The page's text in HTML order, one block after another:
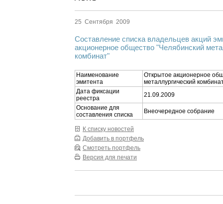
25 Сентября 2009
Составление списка владельцев акций
акционерное общество "Челябинский
комбинат"
Наименование
эмитента
Открытое акционерное
металлургический
Дата фиксации
реестра
21.09.2009
Основание для
составления списка
Внеочередное собрание
К списку новостей
Добавить в портфель
Смотреть портфель
Версия для печати